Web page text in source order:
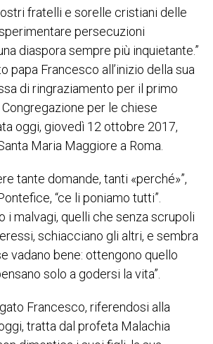
r
fratelli e sorelle cristiani delle
persecuzioni
diaspora sempre più inquietante.”
papa Francesco all’inizio della sua
di ringraziamento per il primo
per le chiese
oggi, giovedì 12 ottobre 2017,
Maria Maggiore a Roma.
tante domande, tanti «perché»”,
“ce li poniamo tutti”.
i malvagi, quelli che senza scrupoli
schiacciano gli altri, e sembra
vadano bene: ottengono quello
solo a godersi la vita”.
Francesco, riferendosi alla
tratta dal profeta Malachia